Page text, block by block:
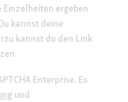
ergeben
kannst deine
kannst du den Link
Enterprise. Es
und